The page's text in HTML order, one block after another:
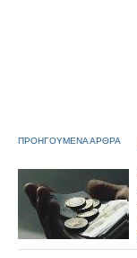
ΠΡΟΗΓΟΥΜΕΝΑ ΑΡΘΡΑ